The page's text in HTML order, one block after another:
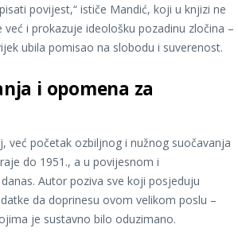
povijest,“ ističe Mandić, koji u knjizi ne
i prokazuje ideološku pozadinu zločina –
ubila pomisao na slobodu i suverenost.
i opomena za
već početak ozbiljnog i nužnog suočavanja
do 1951., a u povijesnom i
Autor poziva sve koji posjeduju
da doprinesu ovom velikom poslu –
je sustavno bilo oduzimano.